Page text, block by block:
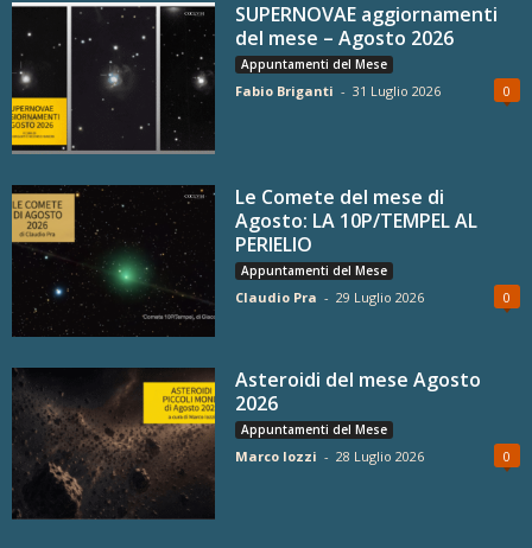
SUPERNOVAE aggiornamenti
del mese – Agosto 2026
Appuntamenti del Mese
Fabio Briganti - 31 Luglio 2026 0
Le Comete del mese di
Agosto: LA 10P/TEMPEL AL
PERIELIO
Appuntamenti del Mese
Claudio Pra - 29 Luglio 2026 0
Asteroidi del mese Agosto
2026
Appuntamenti del Mese
Marco Iozzi - 28 Luglio 2026 0